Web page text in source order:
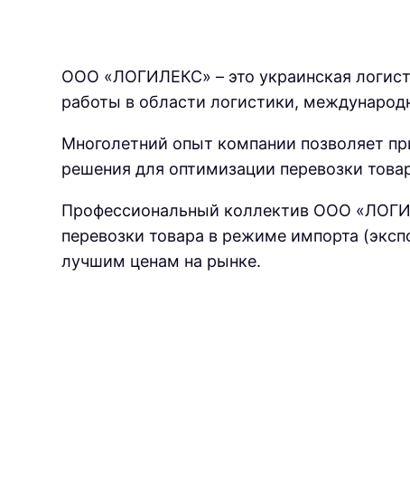
ООО «ЛОГИЛЕКС» – это украинская
работы в области логистики,
Многолетний опыт компании позволяет
решения для оптимизации перевозки
Профессиональный коллектив ООО
перевозки товара в режиме импорта
лучшим ценам на рынке.